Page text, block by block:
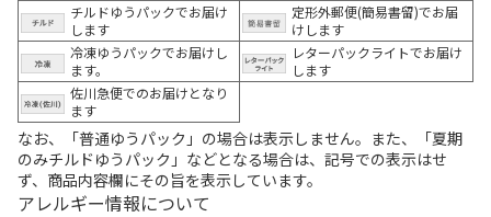
チルドゆうパックでお届け
します
定形外郵便(簡易書留)でお届
けします
冷凍ゆうパックでお届けし
ます。
レターパックライトでお届け
します
佐川急便でのお届けとなり
ます
なお、「普通ゆうパック」の場合は表示しません。また、「夏期
のみチルドゆうパック」などとなる場合は、記号での表示はせ
ず、商品内容欄にその旨を表示しています。
アレルギー情報について